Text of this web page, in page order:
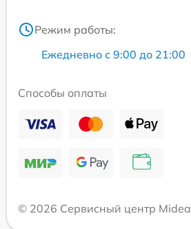
Режим работы:
Ежедневно с 9:00 до 21:00
Способы оплаты
© 2026 Сервисный центр Midea